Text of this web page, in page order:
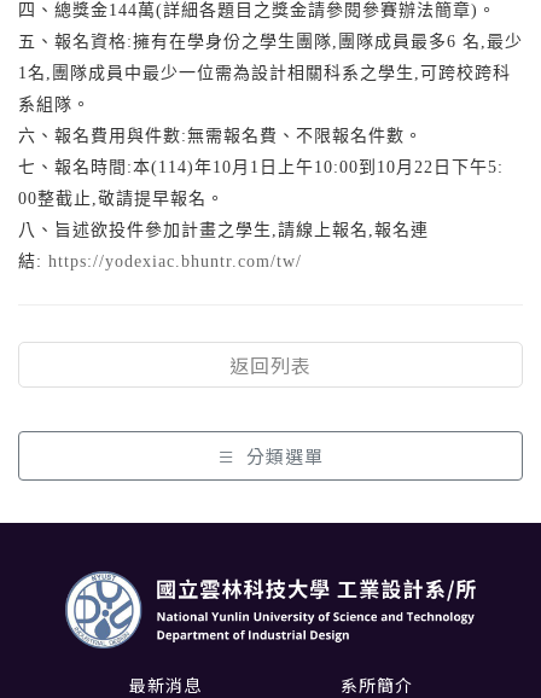
分類選單
四、總獎金144萬(詳細各題目之獎金請參閱參賽辦法簡章)。
五、報名資格:擁有在學身份之學生團隊,團隊成員最多6 名,最少
1名,團隊成員中最少一位需為設計相關科系之學生,可跨校跨科
系組隊。
六、報名費用與件數:無需報名費、不限報名件數。
七、報名時間:本(114)年10月1日上午10:00到10月22日下午5:
00整截止,敬請提早報名。
八、旨述欲投件參加計畫之學生,請線上報名,報名連
結: https://yodexiac.bhuntr.com/tw/
返回列表
最新消息
系所簡介